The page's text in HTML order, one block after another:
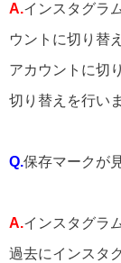
A.インスタグラ
ウントに切り替
アカウントに切
切り替えを行い
Q.保存マークが
A.インスタグラ
過去にインスタ